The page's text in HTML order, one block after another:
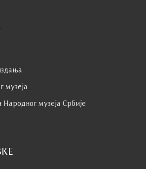
музеја
Народног музеја Србије